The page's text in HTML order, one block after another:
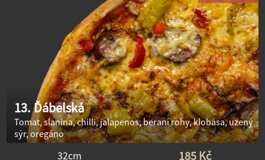
13. Ďábelská
Tomat, slanina, chilli, jalapenos, beraní rohy, klobása, uzený
sýr, oregáno
32cm 185 Kč